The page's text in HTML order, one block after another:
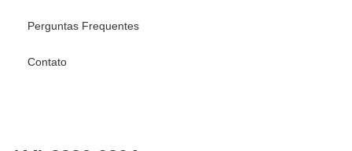
Perguntas Frequentes
Contato